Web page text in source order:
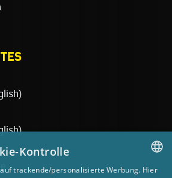
Kontrolle
trackende/personalisierte Werbung. Hier